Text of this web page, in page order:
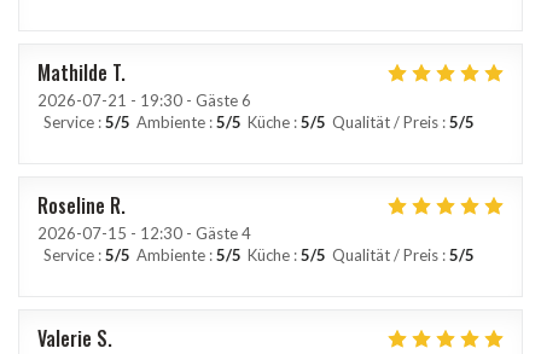
Mathilde T
2026-07-21 - 19:30 - Gäste 6
Service :5/5 Ambiente :5/5 Küche :5/5 Qualität / Preis :5/5
Roseline R
2026-07-15 - 12:30 - Gäste 4
Service :5/5 Ambiente :5/5 Küche :5/5 Qualität / Preis :5/5
Valerie S